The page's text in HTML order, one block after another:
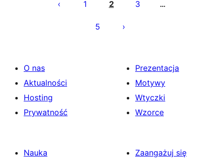
1 2 3 …
5
O nas
Aktualności
Hosting
Prywatność
Prezentacja
Motywy
Wtyczki
Wzorce
Nauka
Zaangażuj się